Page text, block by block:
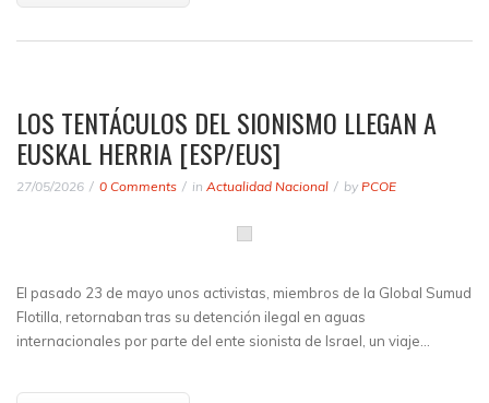
LOS TENTÁCULOS DEL SIONISMO LLEGAN A
EUSKAL HERRIA [ESP/EUS]
27/05/2026 0 Comments in Actualidad Nacional by PCOE
El pasado 23 de mayo unos activistas, miembros de la Global Sumud
Flotilla, retornaban tras su detención ilegal en aguas
internacionales por parte del ente sionista de Israel, un viaje…